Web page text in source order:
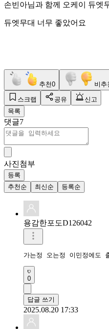
손빈아님과 함께 오케이 듀엣
듀엣무대 너무 좋았어요
추천0 비추
스크랩 공유
신고
목록
댓글7
사진첨부
등록
추천순
최신순 등록순
용감한포도D126042
0
답글 쓰기
2025.08.20 17:33